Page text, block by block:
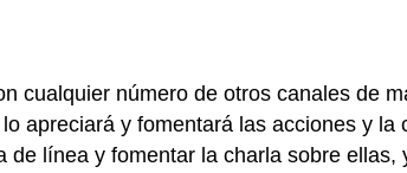
cualquier número de otros canales de
apreciará y fomentará las acciones y la
línea y fomentar la charla sobre